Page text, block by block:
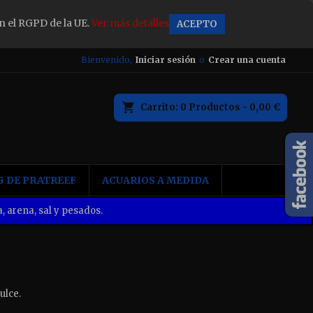
RGPD de la UE.Ver más detalles ACEPTO
Bienvenido, Iniciar sesión o Crear una cuenta
Carrito 0 Productos - 0,00 €
DE PRATREEF ACUARIOS A MEDIDA
arena, sal y pesados.